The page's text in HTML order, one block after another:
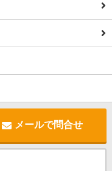
メールで問合せ